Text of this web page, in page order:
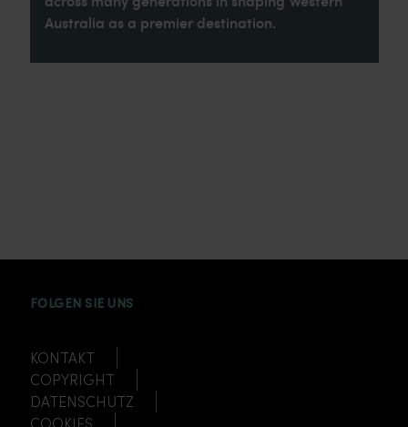
Australia as a premier destination.
FOLGEN SIE UNS
KONTAKT
COPYRIGHT
DATENSCHUTZ
COOKIES